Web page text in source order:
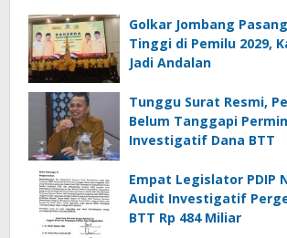
Golkar Jombang
Tinggi di Pemilu 2029,
Jadi Andalan
Tunggu Surat Resmi,
Belum Tanggapi
Investigatif Dana BTT
Empat Legislator PDIP
Audit Investigatif
BTT Rp 484 Miliar